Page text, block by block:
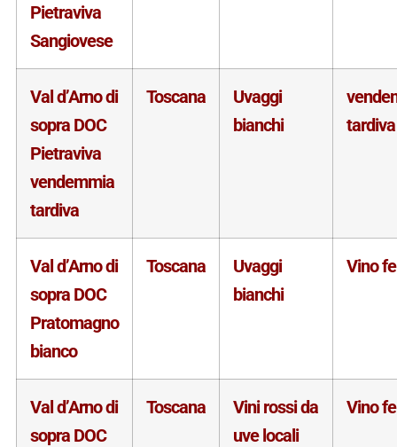
Pietraviva
Sangiovese
Val d’Arno di
sopra DOC
Pietraviva
vendemmia
tardiva
Toscana
Uvaggi
bianchi
tardiva
Val d’Arno di
sopra DOC
Pratomagno
bianco
Toscana
Uvaggi
bianchi
Vino
Val d’Arno di
sopra DOC
Toscana
Vini rossi da
uve locali
Vino